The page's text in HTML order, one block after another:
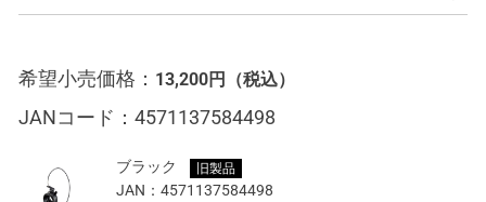
希望小売価格： 13,200円 （税込）
JANコード： 4571137584498
ブラック 旧製品
JAN： 4571137584498